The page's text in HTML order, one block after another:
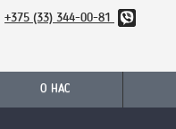
+375 (33) 344-00-81
О НАС